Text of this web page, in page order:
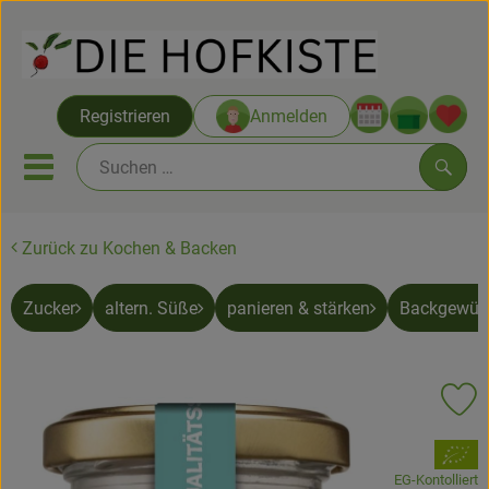
Registrieren Anmelden
Mobiles Menu öffnen oder
Saatgut ab Juli
Themenwelten
Hofkisten
Vom Acker
Zurück zu Kochen & Backen
Zucker altern. Süße panieren & stärken
, Verband:
EG-Kontolliert